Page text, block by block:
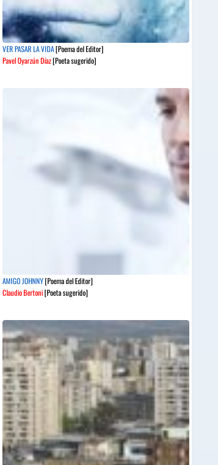
VER PASAR LA VIDA[Poema del Editor]
Pavel Oyarzún Díaz[Poeta sugerido]
AMIGO JOHNNY[Poema del Editor]
Claudio Bertoni[Poeta sugerido]